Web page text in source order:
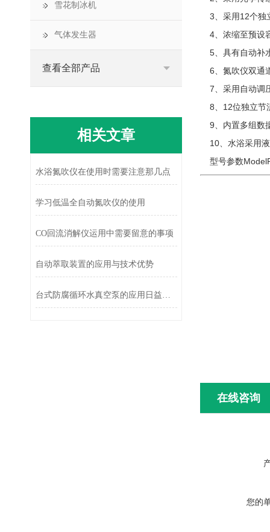
3、采用12个独
4、浓缩至预设
5、具有自动补
6、氮吹仪双通
7、采用自动调
8、12位独立节
9、内置多组数
10、水浴采用液
型号参数
在线咨询
您的
雪花制冰机
气体发生器
查看全部产品
相关文章
水浴氮吹仪在使用时需要注意那几点
学习低温全自动氮吹仪的使用
CO回流消解仪运用中需要留意的事项
自动萃取装置的应用与技术优势
台式防腐循环水真空泵的应用日益增多